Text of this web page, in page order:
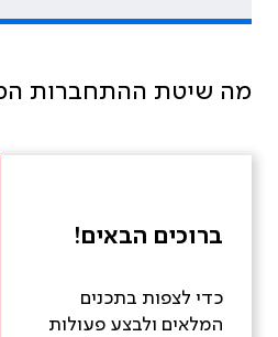
מה שיטת ההתחברות
ברוכים הבאים!
כדי לצפות בתכנים
המלאים ולבצע פעולות